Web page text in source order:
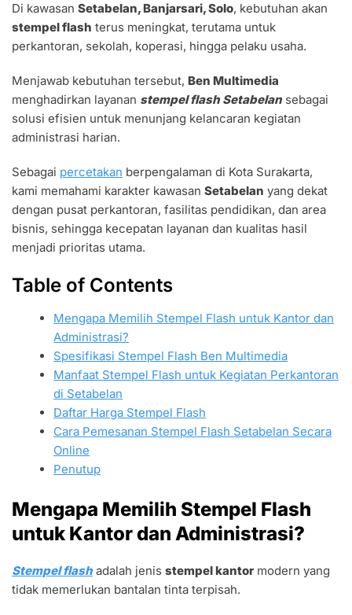
Di kawasan Setabelan, Banjarsari, Solo, kebutuhan akan
stempel flash terus meningkat, terutama untuk
perkantoran, sekolah, koperasi, hingga pelaku usaha.
Menjawab kebutuhan tersebut, Ben Multimedia
menghadirkan layanan stempel flash Setabelan sebagai
solusi efisien untuk menunjang kelancaran kegiatan
administrasi harian.
Sebagai percetakan berpengalaman di Kota Surakarta,
kami memahami karakter kawasan Setabelan yang dekat
dengan pusat perkantoran, fasilitas pendidikan, dan area
bisnis, sehingga kecepatan layanan dan kualitas hasil
menjadi prioritas utama.
Table of Contents
Mengapa Memilih Stempel Flash untuk Kantor dan
Administrasi?
Spesifikasi Stempel Flash Ben Multimedia
Manfaat Stempel Flash untuk Kegiatan Perkantoran
di Setabelan
Daftar Harga Stempel Flash
Cara Pemesanan Stempel Flash Setabelan Secara
Online
Penutup
Mengapa Memilih Stempel Flash
untuk Kantor dan Administrasi?
Stempel flash adalah jenis stempel kantor modern yang
tidak memerlukan bantalan tinta terpisah.